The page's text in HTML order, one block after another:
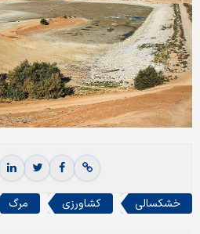
خشکسالی کشاورزی مرگ